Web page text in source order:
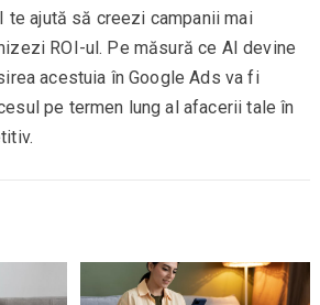
te ajută să creezi campanii mai
ROI-ul. Pe măsură ce AI devine
acestuia în Google Ads va fi
pe termen lung al afacerii tale în